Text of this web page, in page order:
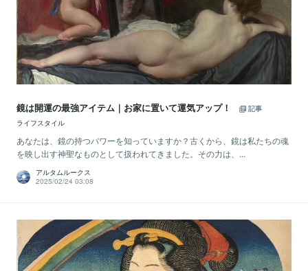
鏡は開運の最強アイテム｜お家に置いて運気アップ！
記事
ライフスタイル
あなたは、鏡の持つパワーを知っていますか？古くから、鏡は私たちの魂
を映し出す神聖なものとして扱われてきました。その力は、...
アルタムルークス
2025/02/24 03:08